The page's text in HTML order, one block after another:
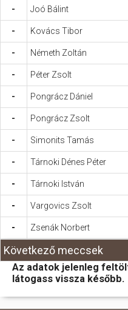
- Joó Bálint
- Kovács Tibor
- Németh Zoltán
- Péter Zsolt
- Pongrácz Dániel
- Pongrácz Zsolt
- Simonits Tamás
- Tárnoki Dénes Péter
- Tárnoki István
- Vargovics Zsolt
- Zsenák Norbert
Következő meccsek
Az adatok jelenleg
látogass vissza később.